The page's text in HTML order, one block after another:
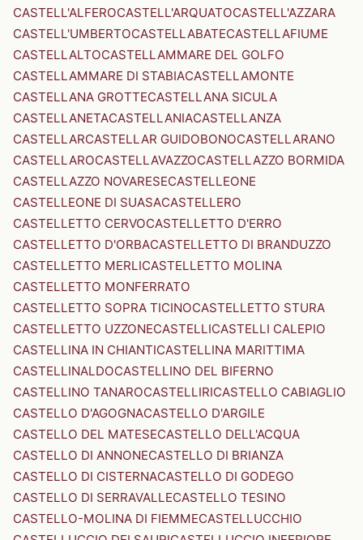
CASTELL'ALFEROCASTELL'ARQUATOCASTELL'AZZARA
CASTELL'UMBERTOCASTELLABATECASTELLAFIUME
CASTELLALTOCASTELLAMMARE DEL GOLFO
CASTELLAMMARE DI STABIACASTELLAMONTE
CASTELLANA GROTTECASTELLANA SICULA
CASTELLANETACASTELLANIACASTELLANZA
CASTELLARCASTELLAR GUIDOBONOCASTELLARANO
CASTELLAROCASTELLAVAZZOCASTELLAZZO BORMIDA
CASTELLAZZO NOVARESECASTELLEONE
CASTELLEONE DI SUASACASTELLERO
CASTELLETTO CERVOCASTELLETTO D'ERRO
CASTELLETTO D'ORBACASTELLETTO DI BRANDUZZO
CASTELLETTO MERLICASTELLETTO MOLINA
CASTELLETTO MONFERRATO
CASTELLETTO SOPRA TICINOCASTELLETTO STURA
CASTELLETTO UZZONECASTELLICASTELLI CALEPIO
CASTELLINA IN CHIANTICASTELLINA MARITTIMA
CASTELLINALDOCASTELLINO DEL BIFERNO
CASTELLINO TANAROCASTELLIRICASTELLO CABIAGLIO
CASTELLO D'AGOGNACASTELLO D'ARGILE
CASTELLO DEL MATESECASTELLO DELL'ACQUA
CASTELLO DI ANNONECASTELLO DI BRIANZA
CASTELLO DI CISTERNACASTELLO DI GODEGO
CASTELLO DI SERRAVALLECASTELLO TESINO
CASTELLO-MOLINA DI FIEMMECASTELLUCCHIO